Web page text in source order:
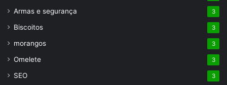
Armas e segurança 3
Biscoitos 3
morangos 3
Omelete 3
SEO 3